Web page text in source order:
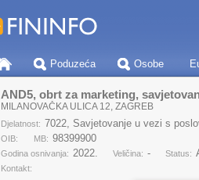
Poduzeća Osobe
AND5, obrt za marketing,
MILANOVAČKA ULICA 12, ZAGREB
Djelatnost: 7022, Savjetovanje u vezi s
OIB: MB: 98399900
Godina osnivanja: 2022. Veličina: - Status:
Kontakt: